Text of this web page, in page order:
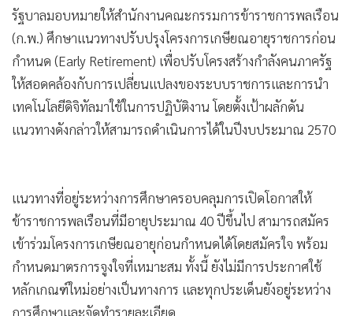
• ต่างประเทศ
• Special Scoop
• เศรษฐกิจ-ธุรกิจ
• จีน
• ชุมชน-คุณภาพชีวิต
• อาชญากรรม
• วิทยาศาสตร์
• SMEs
• หุ้น
อินโดจีน
กองทุนรวม
ราชการสะเทือน! รัฐศึกษาลดอายุเออร์ลี่รีไทร์เหลือ 40 ปี ล็อก
เป้าธุรการ-เสมียน
รัฐบาลมอบหมายให้สำนักงานคณะกรรมการข้าราชการพลเรือน
(ก.พ.) ศึกษาแนวทางปรับปรุงโครงการเกษียณอายุราชการก่อน